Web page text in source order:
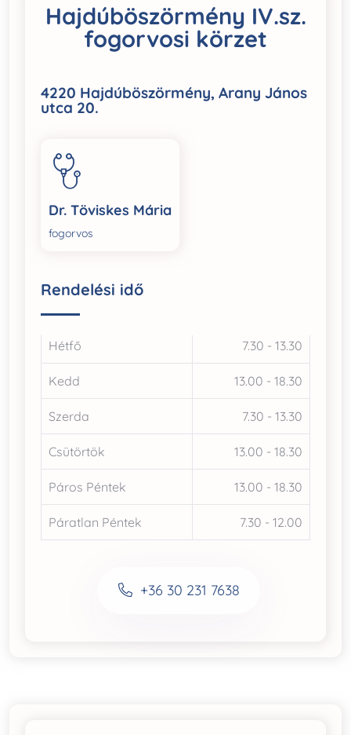
Hajdúböszörmény IV.sz.
fogorvosi körzet
4220 Hajdúböszörmény, Arany János
utca 20.
Dr. Töviskes Mária
fogorvos
Rendelési idő
Hétfő 7.30 - 13.30
Kedd 13.00 - 18.30
Szerda 7.30 - 13.30
Csütörtök 13.00 - 18.30
Páros Péntek 13.00 - 18.30
Páratlan Péntek 7.30 - 12.00
+36 30 231 7638